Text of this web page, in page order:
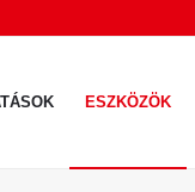
ESZKÖZÖK